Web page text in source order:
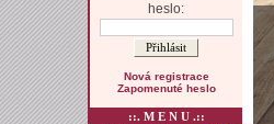
heslo:
Nová registrace
Zapomenuté heslo
::. M E N U .::